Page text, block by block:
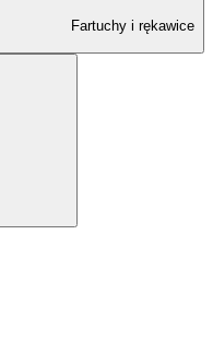
Fartuchy i rękawice